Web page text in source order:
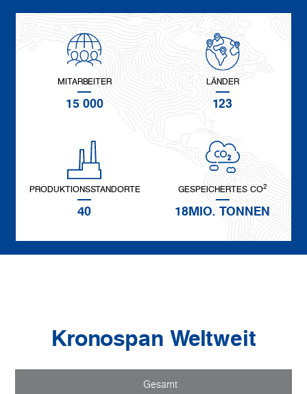
MITARBEITER
15 000
LÄNDER
123
PRODUKTIONSSTANDORTE
40
GESPEICHERTES CO2
18MIO. TONNEN
Kronospan Weltweit
Gesamt